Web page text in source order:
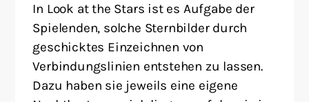
In Look at the Stars ist es Aufgabe der
Spielenden, solche Sternbilder durch
geschicktes Einzeichnen von
Verbindungslinien entstehen zu lassen.
Dazu haben sie jeweils eine eigene